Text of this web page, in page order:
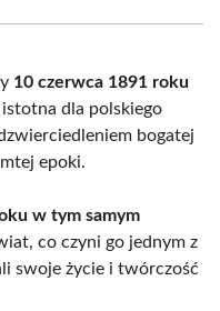
10 czerwca 1891 roku
dla polskiego
bogatej
epoki.
w tym samym
co czyni go jednym z
swoje życie i twórczość